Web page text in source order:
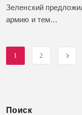
Зеленский
армию и тем…
1 2
Поиск